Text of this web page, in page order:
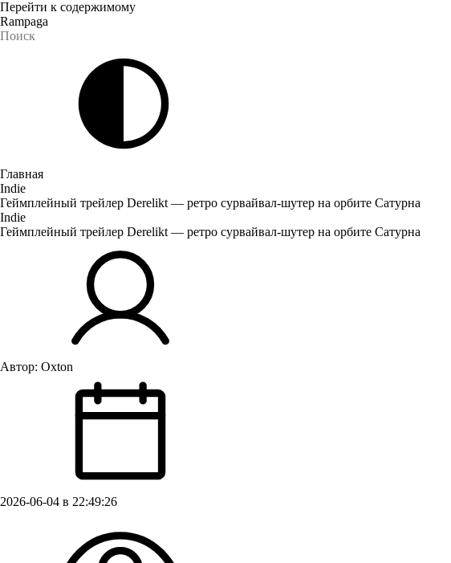
Перейти к содержимому
Rampaga
Главная
Indie
Геймплейный трейлер Derelikt — ретро сурвайвал-шутер на орбите Сатурна
Indie
Геймплейный трейлер Derelikt — ретро сурвайвал-шутер на орбите Сатурна
Автор: Oxton
2026-06-04 в 22:49:26